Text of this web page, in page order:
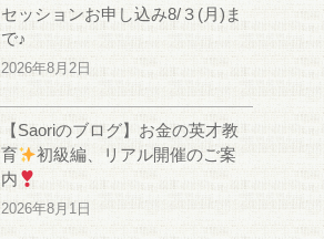
セッションお申し込み8/３(月)ま
で♪
2026年8月2日
【Saoriのブログ】お金の英才教
育
初級編、リアル開催のご案
内
2026年8月1日